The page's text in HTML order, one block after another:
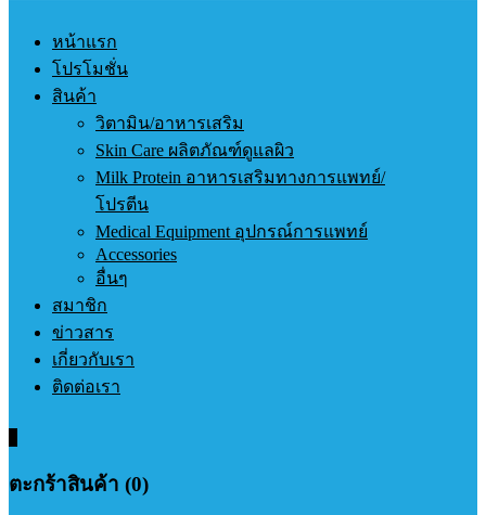
หน้าแรก
โปรโมชั่น
สินค้า
วิตามิน/อาหารเสริม
Skin Care ผลิตภัณฑ์ดูแลผิว
Milk Protein อาหารเสริมทางการแพทย์/
โปรตีน
Medical Equipment อุปกรณ์การแพทย์
Accessories
อื่นๆ
สมาชิก
ข่าวสาร
เกี่ยวกับเรา
ติดต่อเรา
ตะกร้าสินค้า (0)